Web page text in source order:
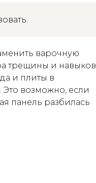
варочную
трещины и навыков
и плиты в
Это возможно, если
панель разбилась